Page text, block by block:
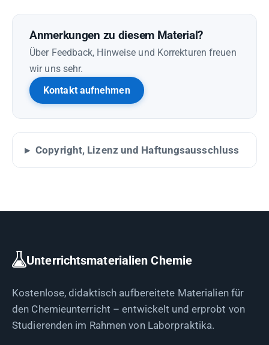
Anmerkungen zu diesem Material?
Über Feedback, Hinweise und Korrekturen freuen
wir uns sehr.
Kontakt aufnehmen
Copyright, Lizenz und Haftungsausschluss
Unterrichtsmaterialien Chemie
Kostenlose, didaktisch aufbereitete Materialien für
den Chemieunterricht – entwickelt und erprobt von
Studierenden im Rahmen von Laborpraktika.